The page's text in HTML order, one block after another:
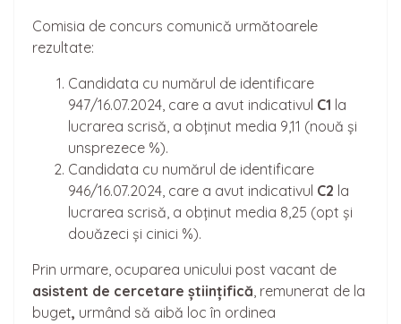
Comisia de concurs comunică următoarele
rezultate:
Candidata cu numărul de identificare
947/16.07.2024, care a avut indicativul C1 la
lucrarea scrisă, a obținut media 9,11 (nouă și
unsprezece %).
Candidata cu numărul de identificare
946/16.07.2024, care a avut indicativul C2 la
lucrarea scrisă, a obținut media 8,25 (opt și
douăzeci și cinici %).
Prin urmare, ocuparea unicului post vacant de
asistent de cercetare științifică, remunerat de la
buget, urmând să aibă loc în ordinea